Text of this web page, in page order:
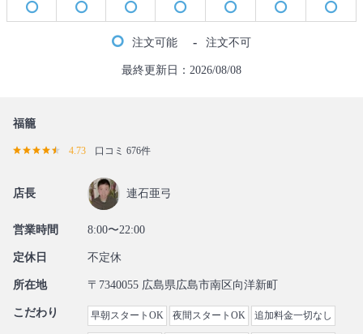
注文可能 - 注文不可
最終更新日：2026/08/08
福籠
4.73 口コミ 676件
店長 連石亜弓
営業時間 8:00〜22:00
定休日 不定休
所在地 〒7340055 広島県広島市南区向洋新町
こだわり 早朝スタートOK 夜間スタートOK 追加料金一切なし